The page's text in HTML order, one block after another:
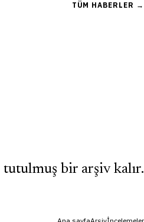
TÜM HABERLER →
bir arşiv kalır.